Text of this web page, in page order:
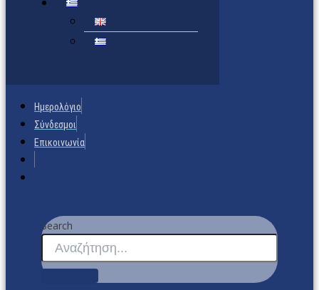
Ημερολόγιο
Σύνδεσμοι
Επικοινωνία
Search